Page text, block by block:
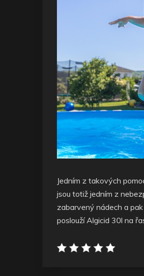
Jedním z takových
jsou totiž jedním z
zabarvený nádech a
poslouží Algicid 30l na